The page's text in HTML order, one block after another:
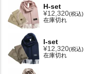
H-set
¥12,320 税込
在庫切れ
I-set
¥12,320 税込
在庫切れ